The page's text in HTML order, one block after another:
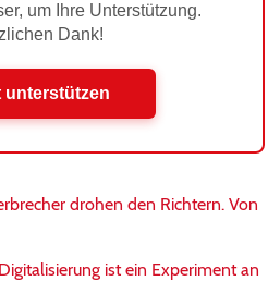
um Ihre Unterstützung.
Dank!
unterstützen
drohen den Richtern. Von
ist ein Experiment an